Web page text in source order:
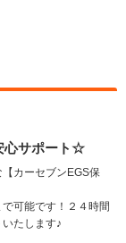
心サポート☆
カーセブンEGS保
可能です！２４時間
たします♪